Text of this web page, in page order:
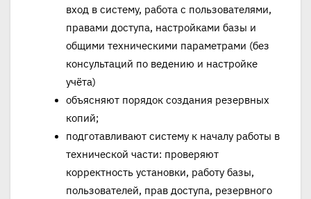
вход в систему, работа с пользователями,
правами доступа, настройками базы и
общими техническими параметрами (без
консультаций по ведению и настройке
учёта)
объясняют порядок создания резервных
копий;
подготавливают систему к началу работы в
технической части: проверяют
корректность установки, работу базы,
пользователей, прав доступа, резервного